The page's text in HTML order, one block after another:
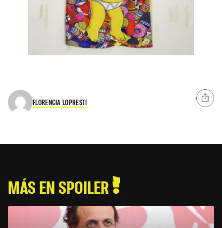
FLORENCIA LOPRESTI
MÁS EN SPOILER